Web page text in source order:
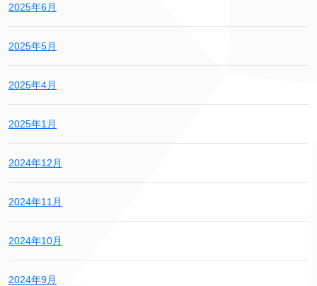
2025年6月
2025年5月
2025年4月
2025年1月
2024年12月
2024年11月
2024年10月
2024年9月